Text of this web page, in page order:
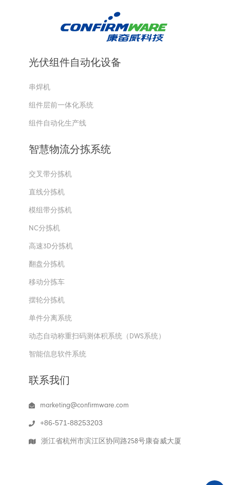
光伏组件自动化设备
串焊机
组件层前一体化系统
组件自动化生产线
智慧物流分拣系统
交叉带分拣机
直线分拣机
模组带分拣机
NC分拣机
高速3D分拣机
翻盘分拣机
移动分拣车
摆轮分拣机
单件分离系统
动态自动称重扫码测体积系统（DWS系统）
智能信息软件系统
联系我们
marketing@confirmware.com
+86-571-88253203
浙江省杭州市滨江区协同路258号康奋威大厦